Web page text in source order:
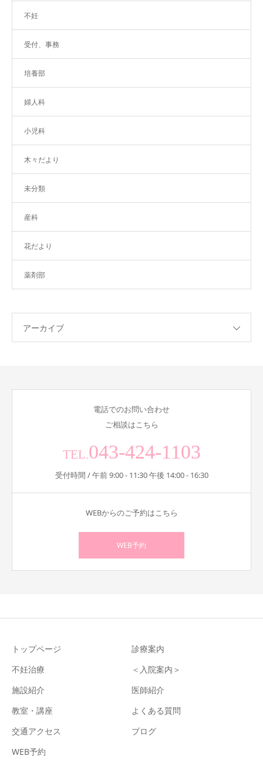
不妊
受付、事務
培養部
婦人科
小児科
木々だより
未分類
産科
花だより
薬剤部
アーカイブ
電話でのお問い合わせ
ご相談はこちら
TEL.043-424-1103
受付時間 / 午前 9:00 - 11:30 午後 14:00 - 16:30
WEBからのご予約はこちら
WEB予約
トップページ
診療案内
不妊治療
＜入院案内＞
施設紹介
医師紹介
教室・講座
よくある質問
交通アクセス
ブログ
WEB予約